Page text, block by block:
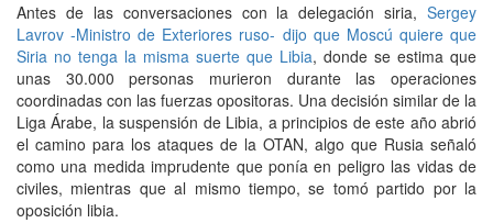
Antes de las conversaciones con la delegación siria, Sergey
Lavrov -Ministro de Exteriores ruso- dijo que Moscú quiere que
Siria no tenga la misma suerte que Libia, donde se estima que
unas 30.000 personas murieron durante las operaciones
coordinadas con las fuerzas opositoras. Una decisión similar de la
Liga Árabe, la suspensión de Libia, a principios de este año abrió
el camino para los ataques de la OTAN, algo que Rusia señaló
como una medida imprudente que ponía en peligro las vidas de
civiles, mientras que al mismo tiempo, se tomó partido por la
oposición libia.